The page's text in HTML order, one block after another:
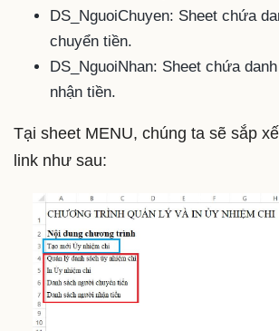
DS_NguoiChuyen: Sheet chứa
chuyển tiền.
DS_NguoiNhan: Sheet chứa
nhận tiền.
Tại sheet MENU, chúng ta sẽ sắp
link như sau: